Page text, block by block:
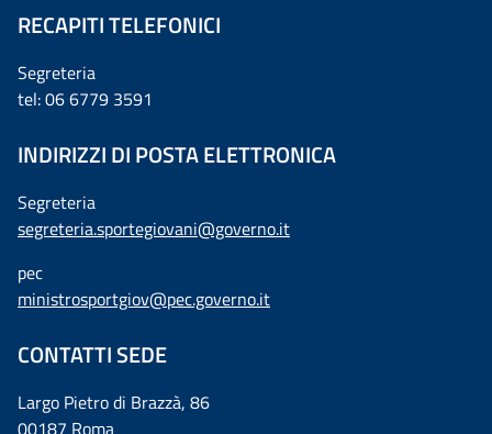
RECAPITI TELEFONICI
Segreteria
tel: 06 6779 3591
INDIRIZZI DI POSTA ELETTRONICA
Segreteria
segreteria.sportegiovani@governo.it
pec
ministrosportgiov@pec.governo.it
CONTATTI SEDE
Largo Pietro di Brazzà, 86